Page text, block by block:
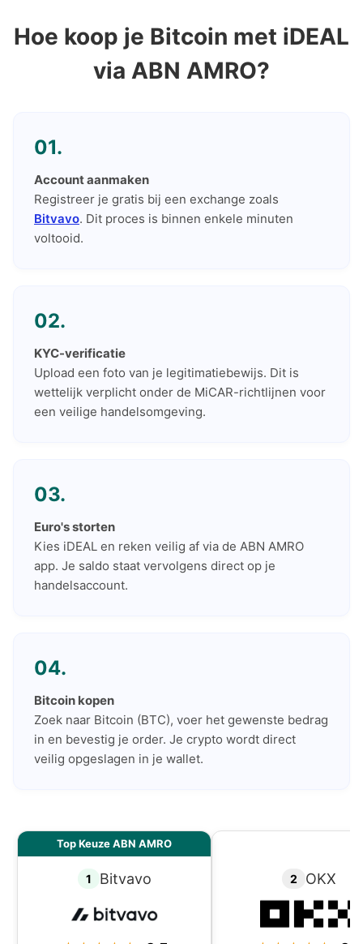
Hoe koop je Bitcoin met iDEAL
via ABN AMRO?
01.
Account aanmaken
Registreer je gratis bij een exchange zoals
Bitvavo. Dit proces is binnen enkele minuten
voltooid.
02.
KYC-verificatie
Upload een foto van je legitimatiebewijs. Dit is
wettelijk verplicht onder de MiCAR-richtlijnen voor
een veilige handelsomgeving.
03.
Euro's storten
Kies iDEAL en reken veilig af via de ABN AMRO
app. Je saldo staat vervolgens direct op je
handelsaccount.
04.
Bitcoin kopen
Zoek naar Bitcoin (BTC), voer het gewenste bedrag
in en bevestig je order. Je crypto wordt direct
veilig opgeslagen in je wallet.
Top Keuze ABN AMRO
1 Bitvavo 2 OKX